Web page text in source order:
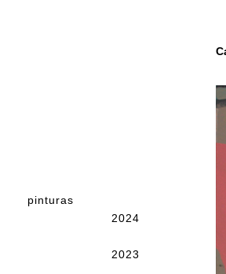
pinturas
2024
2023